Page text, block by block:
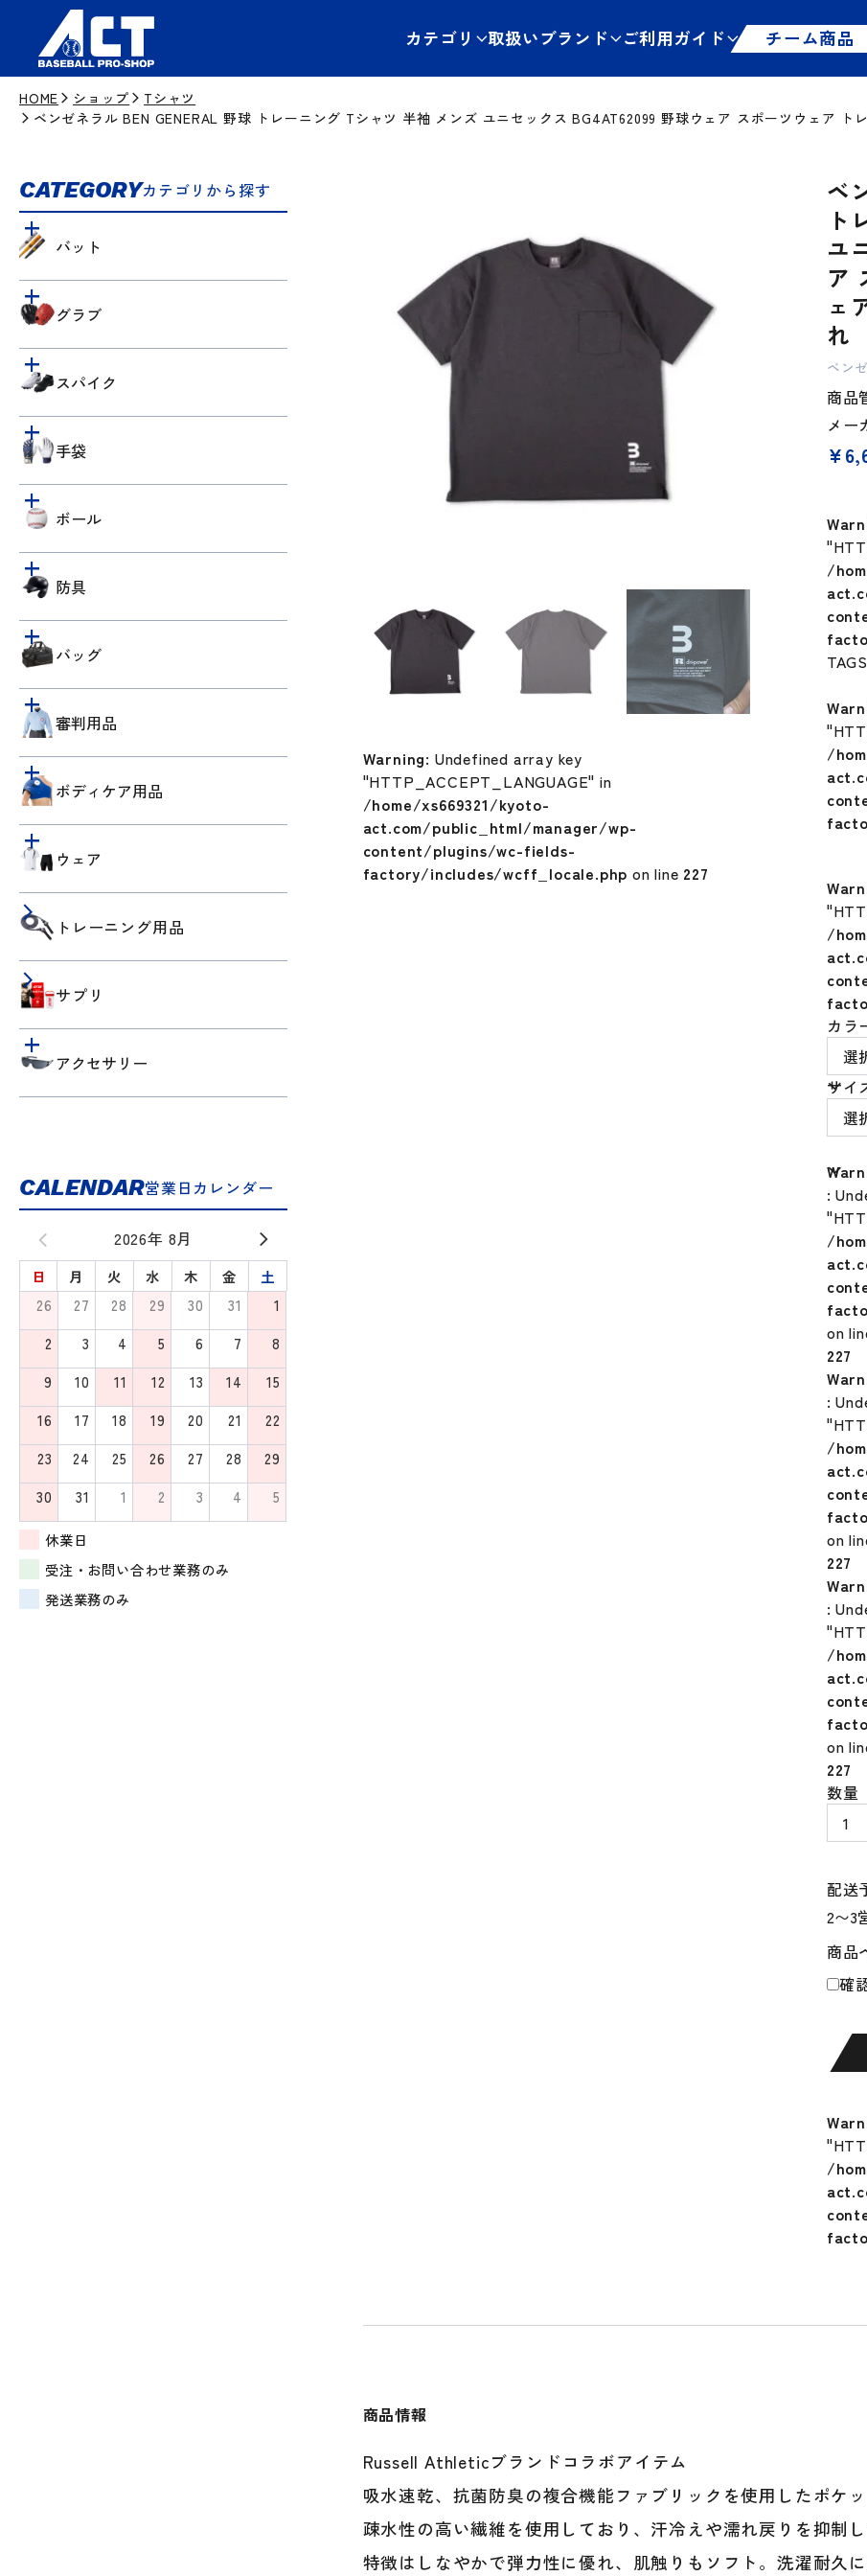
カテゴリ 取扱いブランド チーム商品
ご利用ガイド
HOME ショップ
Tシャツ
ベンゼネラル BEN GENERAL 野球 トレーニング Tシャツ 半袖 メンズ ユニセックス BG4AT62099 野球ウェア スポーツウェア ト
CATEGORYカテゴリから探す
バット
グラブ
スパイク
手袋
ボール
防具
バッグ
審判用品
ボディケア用品
ウェア
トレーニング用品
サプリ
アクセサリー
CALENDAR営業日カレンダー
2026年 8月
日 月 火 水 木 金
土
26
27 28 29 30 31
1
2
3 4 5 6 7
8
9
10 11 12 13 14
15
16
17 18 19 20 21
22
23
24 25 26 27 28
29
30
31 1 2 3 4 5
休業日
受注・お問い合わせ業務のみ
発送業務のみ
Warning: Undefined array key
"HTTP_ACCEPT_LANGUAGE" in
/home/xs669321/kyoto-
act.com/public_html/manager/wp-
content/plugins/wc-fields-
factory/includes/wcff_locale.php on line 227
ベ
ト
ユ
ア
ェ
れ
ベン
商品
メー
¥
/
/
/
カラ
サイ
商品
確
:
/
on
227
:
/
on
227
配送
数量
ベ
ゼ
ラ
BEN
野
球
ー
ン
グ
T
シ
ャ
ツ
半
ン
野
球
:
/
on
227
/
商品情報
Russell Athleticブランドコラボアイテム
吸水速乾、抗菌防臭の複合機能ファブリックを使用したポケッ
疎水性の高い繊維を使用しており、汗冷えや濡れ戻りを抑制
特徴はしなやかで弾力性に優れ、肌触りもソフト。洗濯耐久